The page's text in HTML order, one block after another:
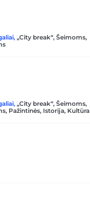
, „City break“, Šeimoms,
, „City break“, Šeimoms,
, Pažintinės, Istorija, Kultūra